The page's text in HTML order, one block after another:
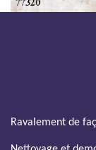
Ravalement de